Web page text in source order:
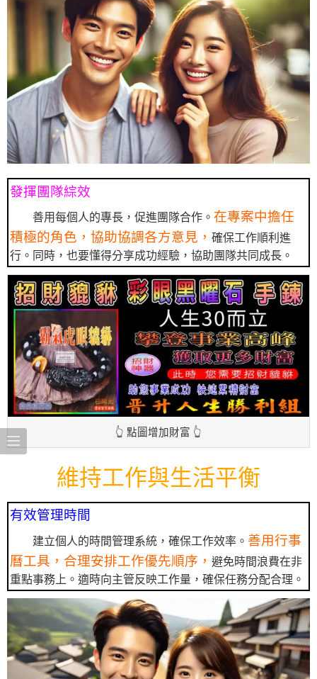
發揮團隊綜效
善用每個人的專長，促進團隊合作。 在專案中擔任
積極的角色，協助協調各方意見， 確保工作順利進
行。同時，也要懂得分享成功經驗，協助團隊共同成長。
👆 點圖增加財富 👆
維持工作與生活平衡
有效管理時間
建立個人的時間管理系統，確保工作效率。 善用行事
曆工具，合理安排工作優先順序， 避免時間浪費在非
重點事務上。適時向主管反映工作量，確保任務分配合理。